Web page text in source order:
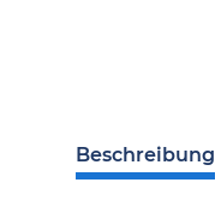
Beschreibung